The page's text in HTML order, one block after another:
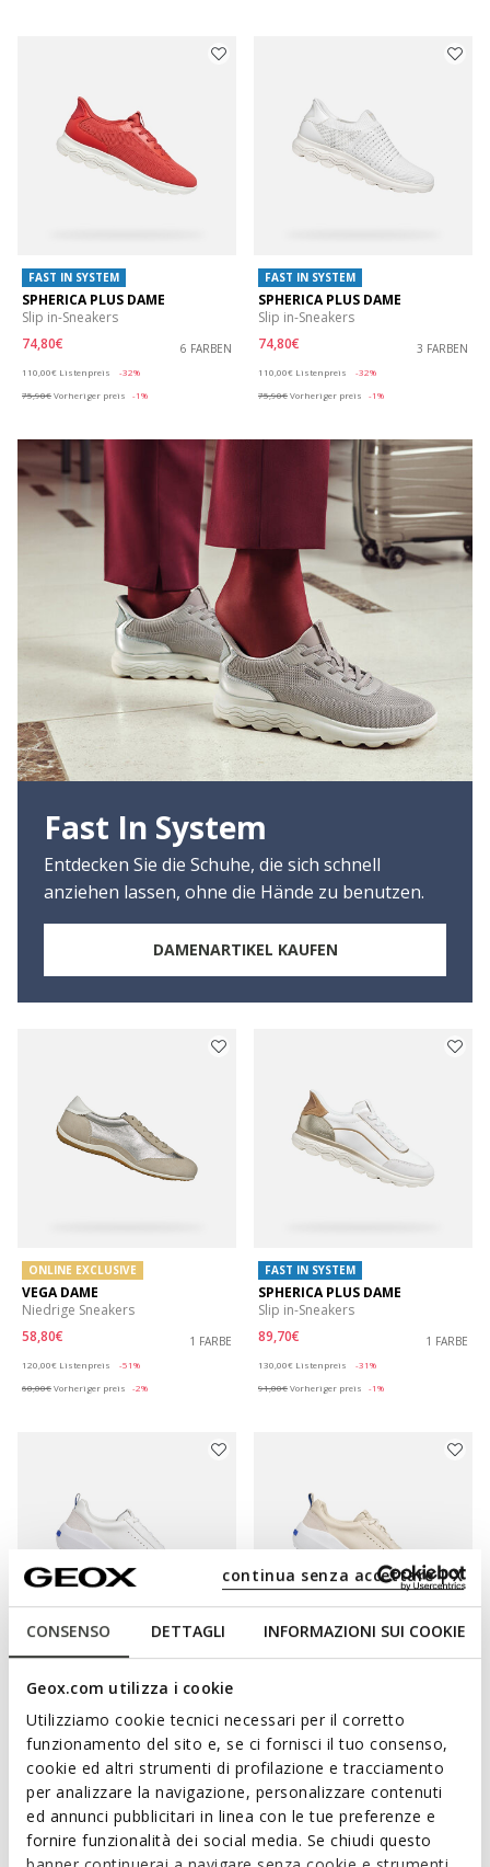
CONSENSO DETTAGLI INFORMAZIONI SUI COOKIE
Geox.com utilizza i cookie
Utilizziamo cookie tecnici necessari per il corretto
funzionamento del sito e, se ci fornisci il tuo consenso,
cookie ed altri strumenti di profilazione e tracciamento
per analizzare la navigazione, personalizzare contenuti
ed annunci pubblicitari in linea con le tue preferenze e
fornire funzionalità dei social media. Se chiudi questo
continua senza accettare | X
FAST IN SYSTEM
SPHERICA PLUS DAME
Slip in-Sneakers
74,80€
6 FARBEN
110,00€ Listenpreis
-32%
75,90€Vorheriger preis -1%
FAST IN SYSTEM
SPHERICA PLUS DAME
Slip in-Sneakers
74,80€
3 FARBEN
110,00€ Listenpreis
-32%
75,90€Vorheriger preis -1%
Fast In System
Entdecken Sie die Schuhe, die sich schnell
anziehen lassen, ohne die Hände zu benutzen.
DAMENARTIKEL KAUFEN
ONLINE EXCLUSIVE
VEGA DAME
Niedrige Sneakers
58,80€
1 FARBE
120,00€ Listenpreis
-51%
60,00€Vorheriger preis -2%
FAST IN SYSTEM
SPHERICA PLUS DAME
Slip in-Sneakers
89,70€
1 FARBE
130,00€ Listenpreis
-31%
91,00€Vorheriger preis -1%
GXCP-02 DAME
Leder Sneaker
72,00€
1 FARBE
Price reduced from
150,00€ Listenpreis
-52%
73,50€ Vorheriger preis -2%
Leder Sneaker
72,00€
1 FARBE
Price reduced from
150,00€Listenpreis
-52%
73,50€Vorheriger preis -2%